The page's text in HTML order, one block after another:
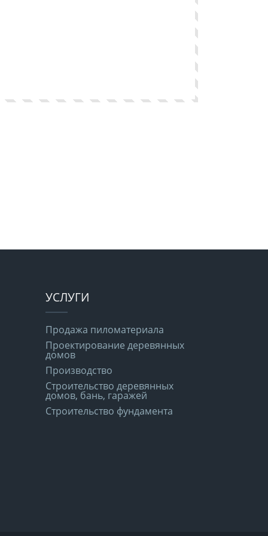
УСЛУГИ
Продажа пиломатериала
Проектирование деревянных
домов
Производство
Строительство деревянных
домов, бань, гаражей
Строительство фундамента